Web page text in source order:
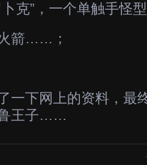
克”，一个单触手怪
箭……；
一下网上的资料，最
王子……